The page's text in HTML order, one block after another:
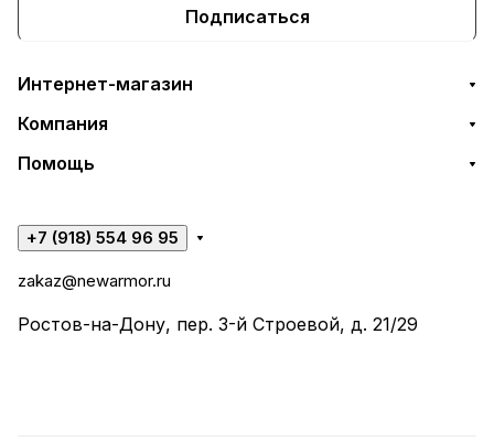
Подписаться
Интернет-магазин
Компания
Помощь
+7 (918) 554 96 95
zakaz@newarmor.ru
Ростов-на-Дону, пер. 3-й Строевой, д. 21/29